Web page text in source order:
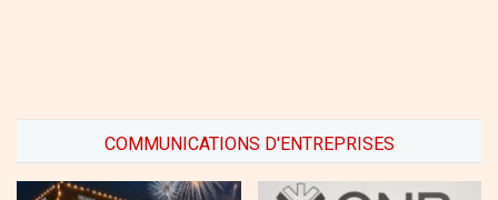
COMMUNICATIONS D'ENTREPRISES